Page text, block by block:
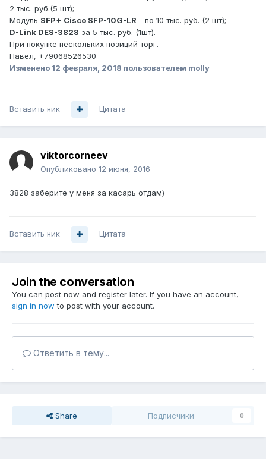
2 тыс. руб.(5 шт);
Модуль SFP+ Cisco SFP-10G-LR - по 10 тыс. руб. (2 шт);
D-Link DES-3828 за 5 тыс. руб. (1шт).
При покупке нескольких позиций торг.
Павел, +79068526530
Изменено 12 февраля, 2018 пользователем molly
Вставить ник Цитата
viktorcorneev
Опубликовано 12 июня, 2016
3828 заберите у меня за касарь отдам)
Вставить ник Цитата
Join the conversation
You can post now and register later. If you have an account,
sign in now to post with your account.
Ответить в тему...
Share Подписчики 0